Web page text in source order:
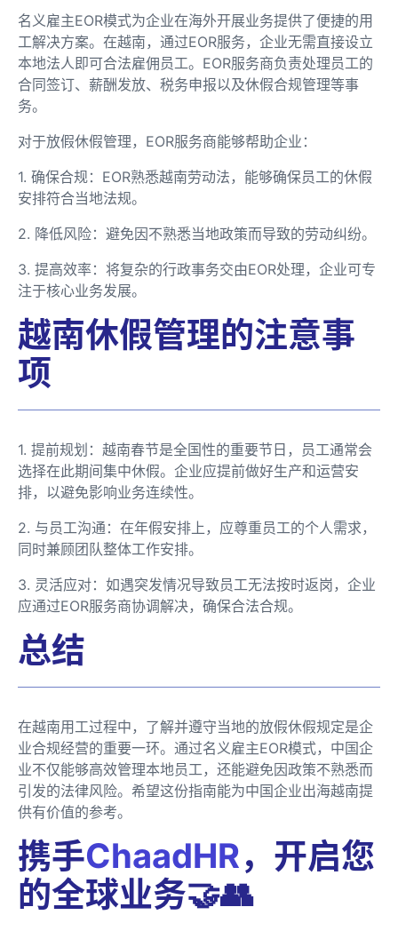
名义雇主EOR模式为企业在海外开展业务提供了便捷的用
工解决方案。在越南，通过EOR服务，企业无需直接设立
本地法人即可合法雇佣员工。EOR服务商负责处理员工的
合同签订、薪酬发放、税务申报以及休假合规管理等事
务。
对于放假休假管理，EOR服务商能够帮助企业：
1. 确保合规：EOR熟悉越南劳动法，能够确保员工的休假
安排符合当地法规。
2. 降低风险：避免因不熟悉当地政策而导致的劳动纠纷。
3. 提高效率：将复杂的行政事务交由EOR处理，企业可专
注于核心业务发展。
越南休假管理的注意事
项
1. 提前规划：越南春节是全国性的重要节日，员工通常会
选择在此期间集中休假。企业应提前做好生产和运营安
排，以避免影响业务连续性。
2. 与员工沟通：在年假安排上，应尊重员工的个人需求，
同时兼顾团队整体工作安排。
3. 灵活应对：如遇突发情况导致员工无法按时返岗，企业
应通过EOR服务商协调解决，确保合法合规。
总结
在越南用工过程中，了解并遵守当地的放假休假规定是企
业合规经营的重要一环。通过名义雇主EOR模式，中国企
业不仅能够高效管理本地员工，还能避免因政策不熟悉而
引发的法律风险。希望这份指南能为中国企业出海越南提
供有价值的参考。
携手ChaadHR，开启您
的全球业务🤝👥